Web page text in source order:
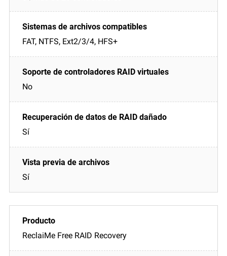
FAT, NTFS, Ext2/3/4, HFS+
No
Sí
Sí
ReclaiMe Free RAID Recovery